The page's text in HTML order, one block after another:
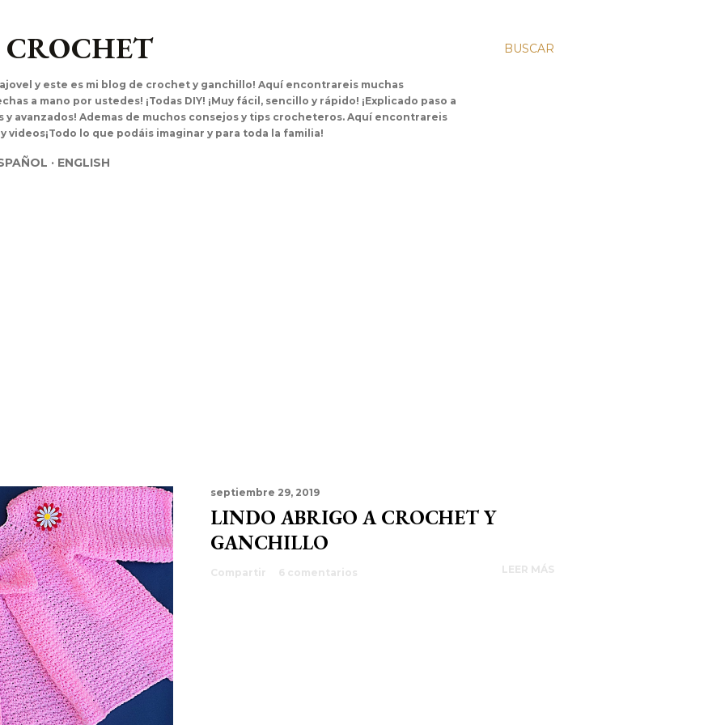
BUSCAR
y este es mi blog de crochet y ganchillo! Aquí encontrareis muchas
a mano por ustedes! ¡Todas DIY! ¡Muy fácil, sencillo y rápido! ¡Explicado paso a
y avanzados! Ademas de muchos consejos y tips crocheteros. Aquí encontrareis
videos¡Todo lo que podáis imaginar y para toda la familia!
ENGLISH
septiembre 29, 2019
LINDO ABRIGO A CROCHET Y
GANCHILLO
Compartir 6 comentarios LEER MÁS